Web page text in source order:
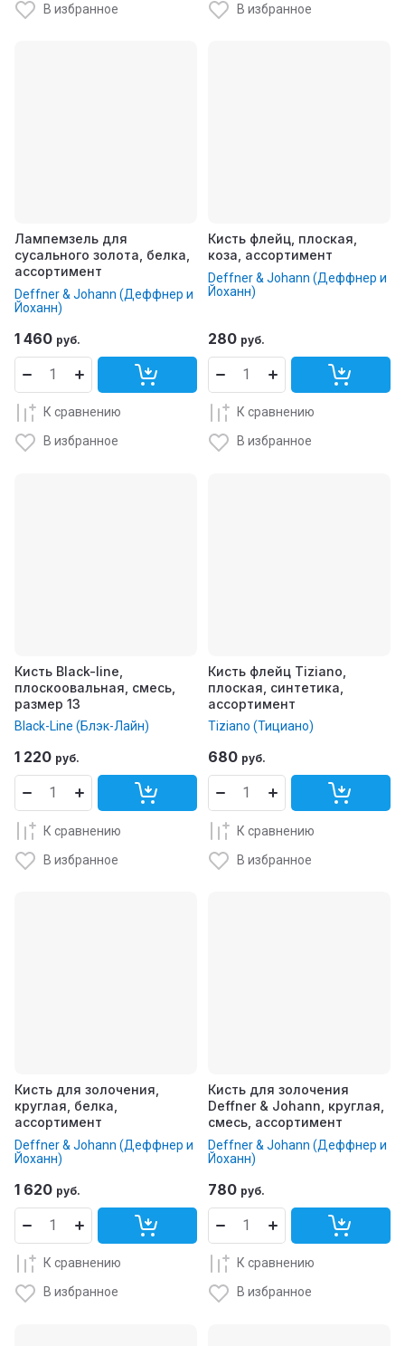
В избранное
В избранное
Лампемзель для
сусального золота, белка,
ассортимент
Deffner & Johann (Деффнер и
Йоханн)
1 460 руб.
К сравнению
В избранное
Кисть флейц, плоская,
коза, ассортимент
Deffner & Johann (Деффнер и
Йоханн)
280 руб.
К сравнению
В избранное
Кисть Black-line,
плоскоовальная, смесь,
размер 13
Black-Line (Блэк-Лайн)
1 220 руб.
К сравнению
В избранное
Кисть флейц Tiziano,
плоская, синтетика,
ассортимент
Tiziano (Тициано)
680 руб.
К сравнению
В избранное
Кисть для золочения,
круглая, белка,
ассортимент
Deffner & Johann (Деффнер и
Йоханн)
1 620 руб.
К сравнению
В избранное
Кисть для золочения
Deffner & Johann, круглая,
смесь, ассортимент
Deffner & Johann (Деффнер и
Йоханн)
780 руб.
К сравнению
В избранное